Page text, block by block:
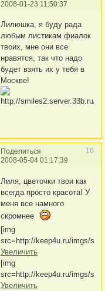
2008-01-23 11:50:37
Лилюшка, я буду рада
любым листикам фиалок
твоих, мне они все
нравятся, так что надо
будет взять их у тебя в
Москве!
Поделиться
16
2008-05-04 01:17:39
Лиля, цветочки твои как
всегда просто красота! У
меня все намного
скромнее
[img
src=http://keep4u.ru/imgs/s/
Увеличить
[img
src=http://keep4u.ru/imgs/s/
Увеличить